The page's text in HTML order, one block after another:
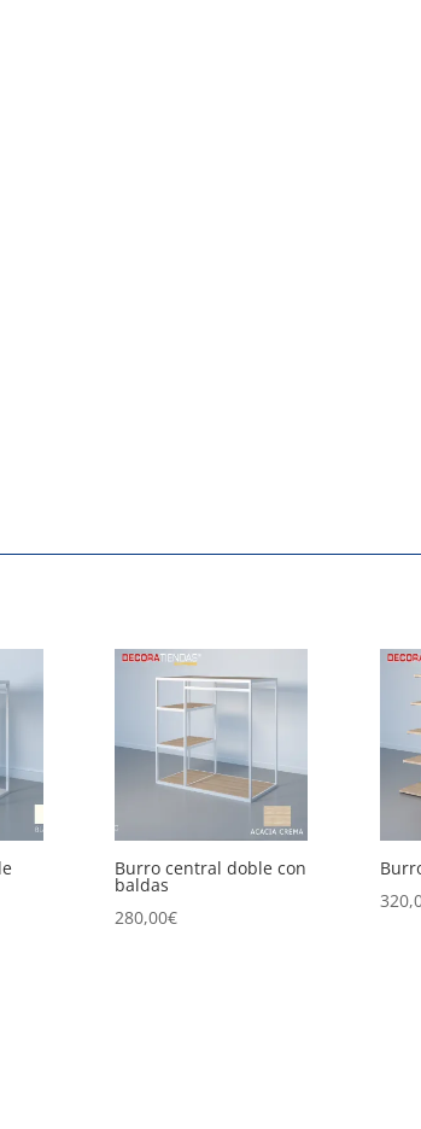
Burro central piramide